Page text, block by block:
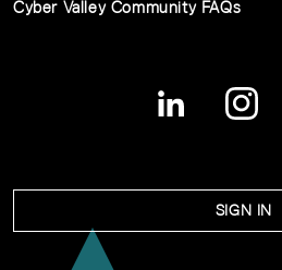
Cyber Valley Community FAQs
SIGN IN